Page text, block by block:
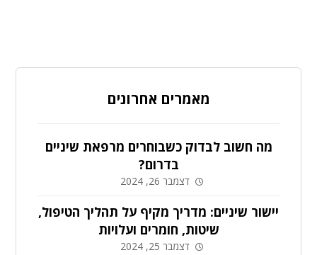
מאמרים אחרונים
מה חשוב לבדוק כשבוחרים מרפאת שיניים
בדרום?
דצמבר 26, 2024
יישור שיניים: מדריך מקיף על תהליך הטיפול,
שיטות, חומרים ועלויות
דצמבר 25, 2024